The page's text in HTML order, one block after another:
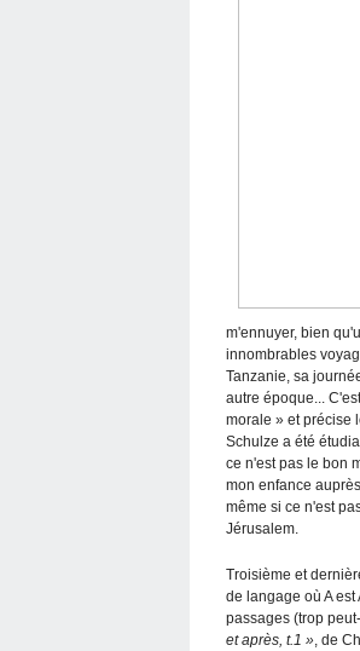
m'ennuyer, bien
innombrables
Tanzanie, sa
autre époque...
morale » et précise
Schulze a été
ce n'est pas le bon
mon enfance
même si ce n'est
Jérusalem.
Troisième et
de langage où A
passages (trop
et après, t.1 », de